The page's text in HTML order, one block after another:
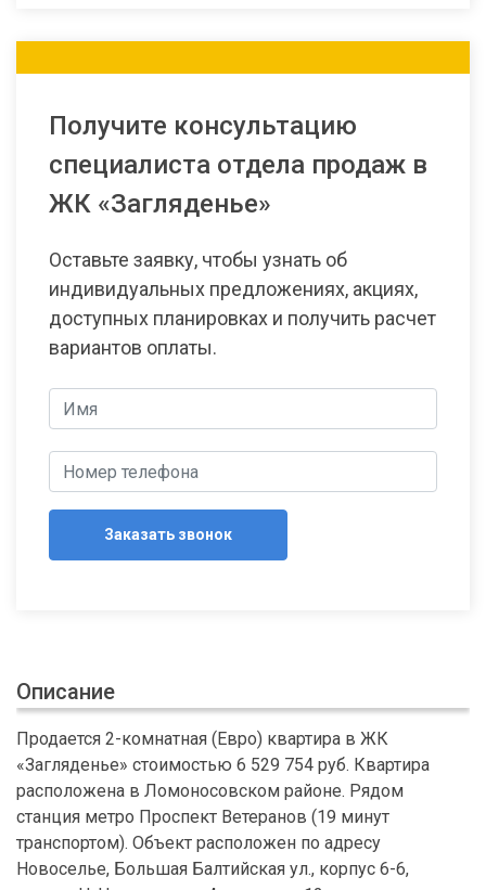
Получите консультацию
специалиста отдела продаж в
ЖК «Загляденье»
Оставьте заявку, чтобы узнать об
индивидуальных предложениях, акциях,
доступных планировках и получить расчет
вариантов оплаты.
Заказать звонок
Описание
Продается 2-комнатная (Евро) квартира в ЖК
«Загляденье» стоимостью 6 529 754 руб. Квартира
расположена в Ломоносовском районе. Рядом
станция метро Проспект Ветеранов (19 минут
транспортом). Объект расположен по адресу
Новоселье, Большая Балтийская ул., корпус 6-6,